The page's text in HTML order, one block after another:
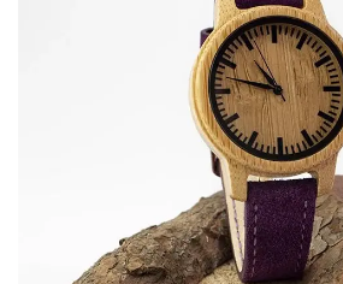
Remember me
Log in
Create an account